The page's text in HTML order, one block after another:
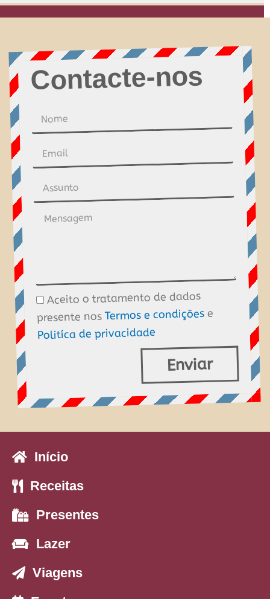
Contacte-nos
Nome
Email
Assunto
Mensagem
Tratamento
de
dados
Aceito o tratamento de dados
presente nosTermos e condiçõese
Politíca de privacidade
Enviar
Início
Receitas
Presentes
Lazer
Viagens